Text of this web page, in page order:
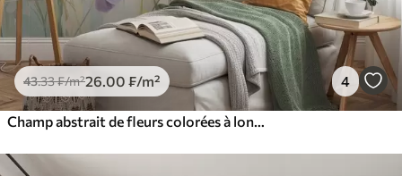
43.33₣/m²26 .00 ₣/m² 4